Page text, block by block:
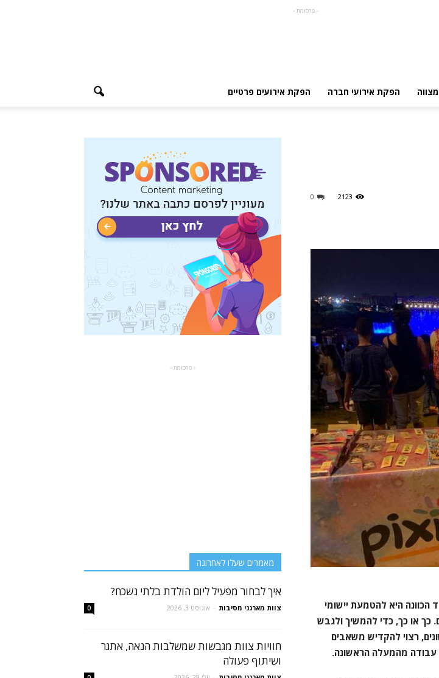
- פרסומת -
הפקת אירועי חברה הפקת אירועים פרטיים
0 2123
היא להטמעת יישומי
כך או כך, כדי להמשיך ולגבש
רצוי להקדיש משאבים
עבודה מהמעלה הראשונה.
- פרסומת -
מאמרים שעלו לאחרונה
איך לבחור מפעיל ליום הולדת בלתי נשכח?
צוות מארגני מסיבות - אוגוסט 3, 2026 0
חוויות צוות מגבשות שמשלבות הנאה, אתגר
ושיתוף פעולה